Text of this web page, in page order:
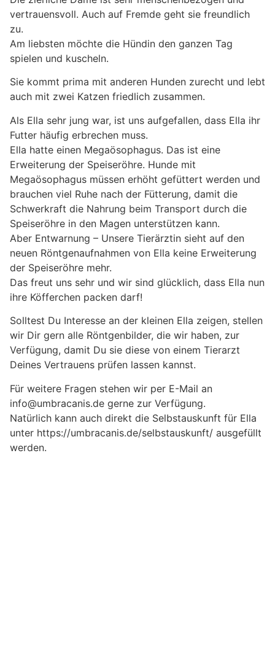
vertrauensvoll. Auch auf Fremde geht sie freundlich
zu.
Am liebsten möchte die Hündin den ganzen Tag
spielen und kuscheln.
Sie kommt prima mit anderen Hunden zurecht und lebt
auch mit zwei Katzen friedlich zusammen.
Als Ella sehr jung war, ist uns aufgefallen, dass Ella ihr
Futter häufig erbrechen muss.
Ella hatte einen Megaösophagus. Das ist eine
Erweiterung der Speiseröhre. Hunde mit
Megaösophagus müssen erhöht gefüttert werden und
brauchen viel Ruhe nach der Fütterung, damit die
Schwerkraft die Nahrung beim Transport durch die
Speiseröhre in den Magen unterstützen kann.
Aber Entwarnung – Unsere Tierärztin sieht auf den
neuen Röntgenaufnahmen von Ella keine Erweiterung
der Speiseröhre mehr.
Das freut uns sehr und wir sind glücklich, dass Ella nun
ihre Köfferchen packen darf!
Solltest Du Interesse an der kleinen Ella zeigen, stellen
wir Dir gern alle Röntgenbilder, die wir haben, zur
Verfügung, damit Du sie diese von einem Tierarzt
Deines Vertrauens prüfen lassen kannst.
Für weitere Fragen stehen wir per E-Mail an
info@umbracanis.de gerne zur Verfügung.
Natürlich kann auch direkt die Selbstauskunft für Ella
unter https://umbracanis.de/selbstauskunft/ ausgefüllt
werden.